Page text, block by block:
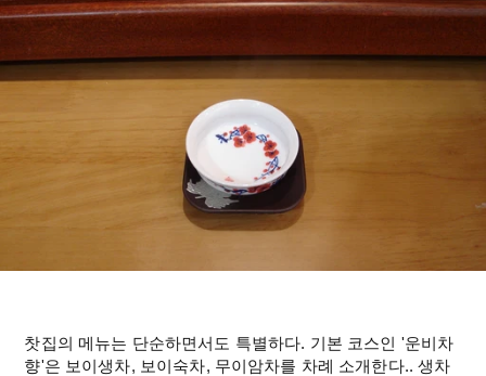
찻집의 메뉴는 단순하면서도 특별하다. 기본 코스인 '운비차
향'은 보이생차, 보이숙차, 무이암차를 차례 소개한다.. 생차